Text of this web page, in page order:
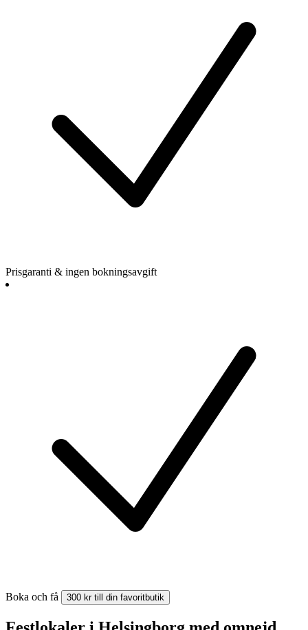
Prisgaranti & ingen bokningsavgift
Boka och få 300 kr till din favoritbutik